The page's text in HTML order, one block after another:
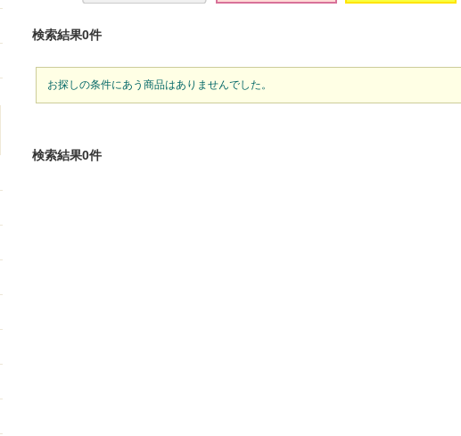
検索結果0件
お探しの条件にあう商品はありませんでした。
検索結果0件